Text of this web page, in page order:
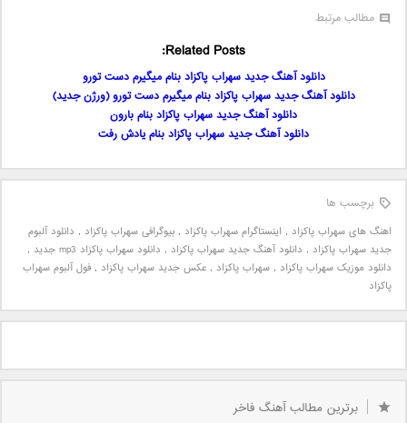
مطالب مرتبط
Related Posts:
دانلود آهنگ جدید سهراب پاکزاد بنام میگیرم دست تورو
دانلود آهنگ جدید سهراب پاکزاد بنام میگیرم دست تورو (ورژن جدید)
دانلود آهنگ جدید سهراب پاکزاد بنام بارون
دانلود آهنگ جدید سهراب پاکزاد بنام یادش رفت
برچسب ها
اهنگ های سهراب پاکزاد , اینستاگرام سهراب پاکزاد , بیوگرافی سهراب پاکزاد , دانلود آلبوم
جدید سهراب پاکزاد , دانلود آهنگ جدید سهراب پاکزاد , دانلود سهراب پاکزاد mp3 جدید
,
دانلود موزیک سهراب پاکزاد , سهراب پاکزاد , عکس جدید سهراب پاکزاد , فول آلبوم سهراب
پاکزاد
برترین مطالب آهنگ فاخر